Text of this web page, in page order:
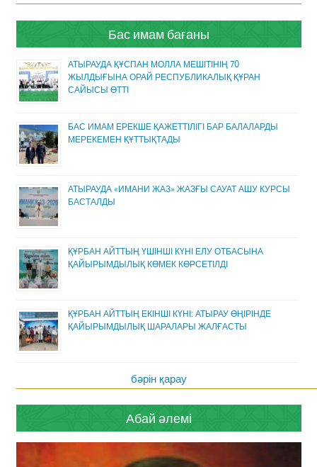
Бас имам бағаны
АТЫРАУДА ҚҰСПАН МОЛЛА МЕШІТІНІҢ 70
ЖЫЛДЫҒЫНА ОРАЙ РЕСПУБЛИКАЛЫҚ ҚҰРАН
САЙЫСЫ ӨТТІ
БАС ИМАМ ЕРЕКШЕ ҚАЖЕТТІЛІГІ БАР БАЛАЛАРДЫ
МЕРЕКЕМЕН ҚҰТТЫҚТАДЫ
АТЫРАУДА «ИМАНИ ЖАЗ» ЖАЗҒЫ САУАТ АШУ КУРСЫ
БАСТАЛДЫ
ҚҰРБАН АЙТТЫҢ ҮШІНШІ КҮНІ ЕЛУ ОТБАСЫНА
ҚАЙЫРЫМДЫЛЫҚ КӨМЕК КӨРСЕТІЛДІ
ҚҰРБАН АЙТТЫҢ ЕКІНШІ КҮНІ: АТЫРАУ ӨҢІРІНДЕ
ҚАЙЫРЫМДЫЛЫҚ ШАРАЛАРЫ ЖАЛҒАСТЫ
бәрін қарау
Абай әлемі